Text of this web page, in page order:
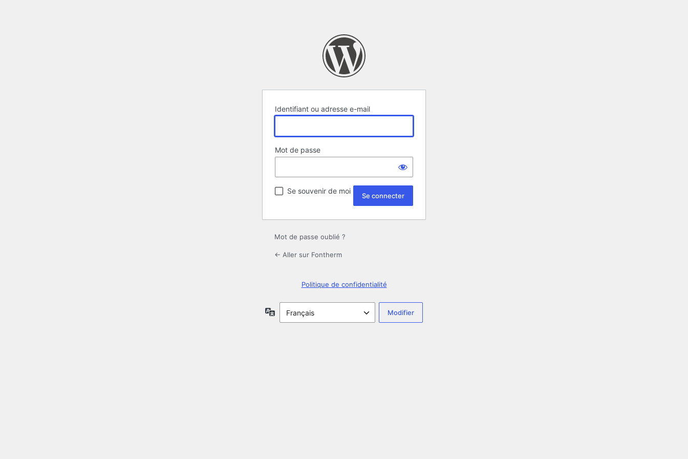
Identifiant ou adresse e-mail
Mot de passe
Se souvenir de moi
Mot de passe oublié ?
← Aller sur Fontherm
Politique de confidentialité
Langue